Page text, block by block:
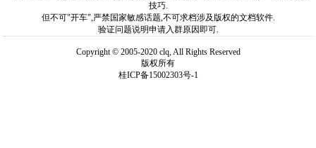
技巧.
但不可"开车",严禁国家敏感话题,不可求档涉及版权的文档软件.
验证问题说明申请入群原因即可.
Copyright © 2005-2020 clq, All Rights Reserved
版权所有
桂ICP备15002303号-1